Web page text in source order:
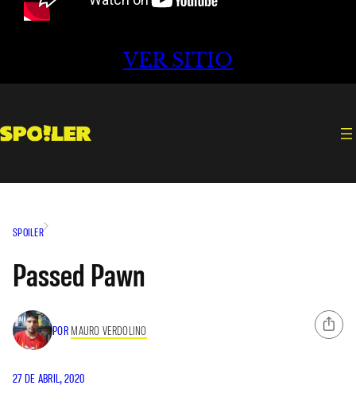
VER SITIO
SPOILER
Passed Pawn
POR MAURO VERDOLINO
27 DE ABRIL, 2020